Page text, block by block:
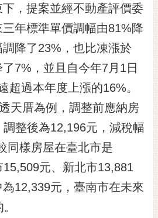
，提案並經不動產評價委
年標準單價調幅由81%降
降了23%，也比凍漲於
7%，並且自今年7月1日
超過本年度上漲的16%。
天厝為例，調整前應納房
整後為12,196元，減稅幅
同樣房屋在臺北市是
元、新北市13,881
12,339元，臺南市在未來